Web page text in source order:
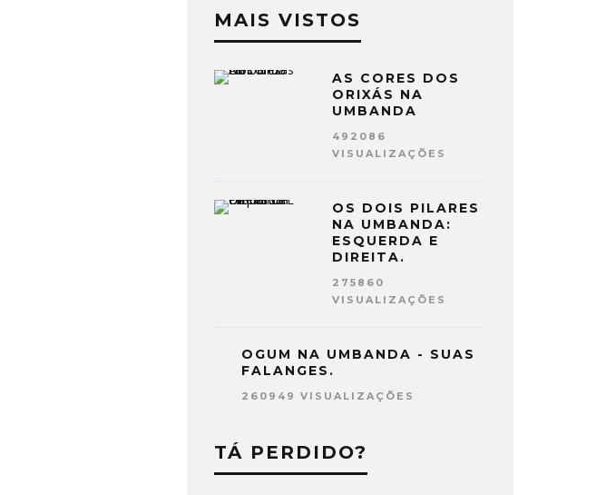
MAIS VISTOS
AS CORES DOS
ORIXÁS NA
UMBANDA
492086
VISUALIZAÇÕES
OS DOIS PILARES
NA UMBANDA:
ESQUERDA E
DIREITA.
275860
VISUALIZAÇÕES
OGUM NA UMBANDA - SUAS
FALANGES.
260949 VISUALIZAÇÕES
TÁ PERDIDO?